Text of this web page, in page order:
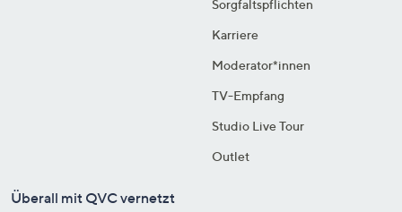
Sorgfaltspflichten
Karriere
Moderator*innen
TV-Empfang
Studio Live Tour
Outlet
Überall mit QVC vernetzt